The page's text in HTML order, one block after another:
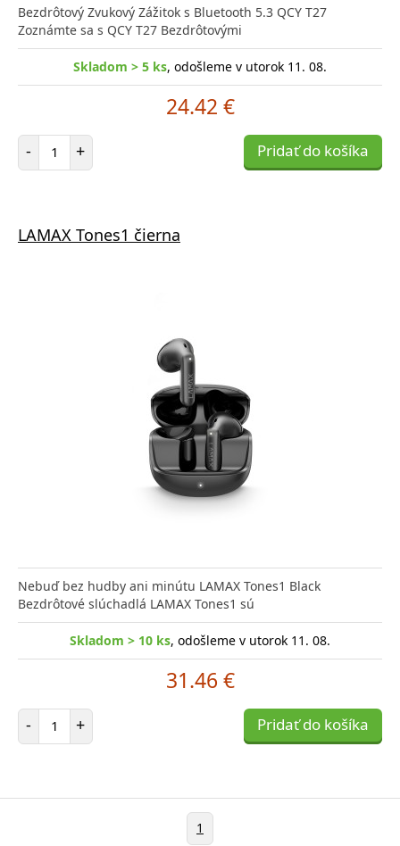
Bezdrôtový Zvukový Zážitok s Bluetooth 5.3 QCY T27
Zoznámte sa s QCY T27 Bezdrôtovými
Skladom > 5 ks, odošleme v utorok 11. 08.
24.42 €
- Počet položiek
+ Pridať do košíka
LAMAX Tones1 čierna
Nebuď bez hudby ani minútu LAMAX Tones1 Black
Bezdrôtové slúchadlá LAMAX Tones1 sú
Skladom > 10 ks, odošleme v utorok 11. 08.
31.46 €
- Počet položiek
+ Pridať do košíka
1